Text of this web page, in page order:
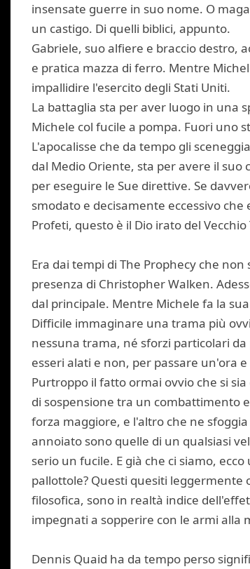
insensate guerre in suo nome. O
un castigo. Di quelli biblici, appunto.
Gabriele, suo alfiere e braccio
e pratica mazza di ferro. Mentre
impallidire l'esercito degli Stati Uniti.
La battaglia sta per aver luogo in una
Michele col fucile a pompa. Fuori uno
L'apocalisse che da tempo gli
dal Medio Oriente, sta per avere il suo
per eseguire le Sue direttive. Se
smodato e decisamente eccessivo
Profeti, questo è il Dio irato del
Era dai tempi di The Prophecy che
presenza di Christopher Walken.
dal principale. Mentre Michele fa la
Difficile immaginare una trama più
nessuna trama, né sforzi particolari
esseri alati e non, per passare un'ora
Purtroppo il fatto ormai ovvio che si
di sospensione tra un combattimento
forza maggiore, e l'altro che ne
annoiato sono quelle di un qualsiasi
serio un fucile. E già che ci siamo,
pallottole? Questi quesiti
filosofica, sono in realtà indice
impegnati a sopperire con le armi alla
Dennis Quaid ha da tempo perso